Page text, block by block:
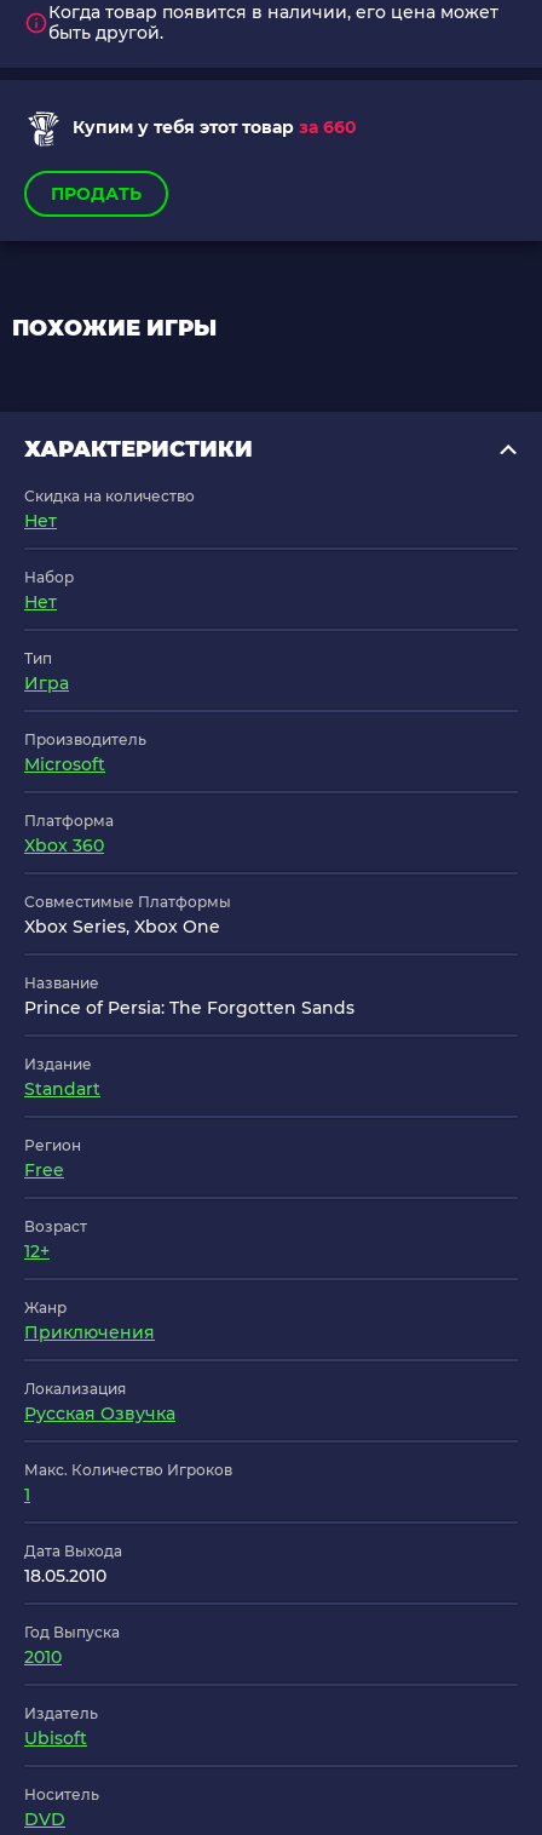
Когда товар появится в наличии, его цена может
быть другой.
Купим у тебя этот товар за 660
ПРОДАТЬ
ПОХОЖИЕ ИГРЫ
ХАРАКТЕРИСТИКИ
Скидка на количество
Нет
Набор
Нет
Тип
Игра
Производитель
Microsoft
Платформа
Xbox 360
Совместимые Платформы
Xbox Series, Xbox One
Название
Prince of Persia: The Forgotten Sands
Издание
Standart
Регион
Free
Возраст
12+
Жанр
Приключения
Локализация
Русская Озвучка
Макс. Количество Игроков
1
Дата Выхода
18.05.2010
Год Выпуска
2010
Издатель
Ubisoft
Носитель
DVD